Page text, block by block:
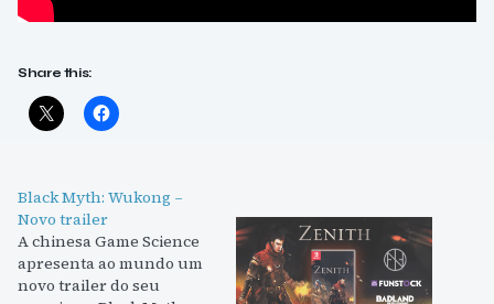
Share this:
Black Myth: Wukong –
Novo trailer
A chinesa Game Science
apresenta ao mundo um
novo trailer do seu